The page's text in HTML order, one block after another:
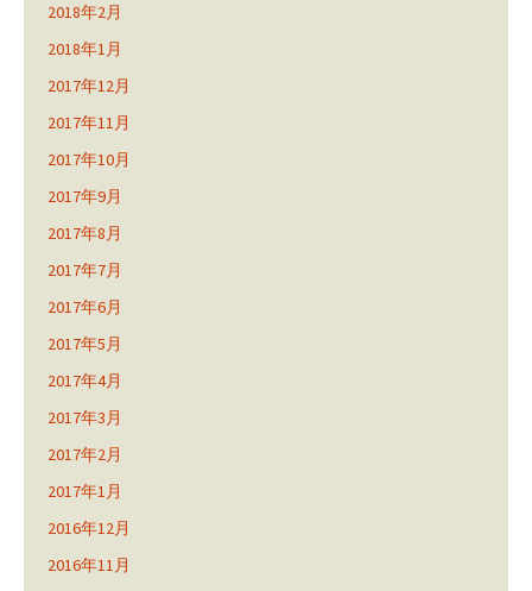
2018年2月
2018年1月
2017年12月
2017年11月
2017年10月
2017年9月
2017年8月
2017年7月
2017年6月
2017年5月
2017年4月
2017年3月
2017年2月
2017年1月
2016年12月
2016年11月